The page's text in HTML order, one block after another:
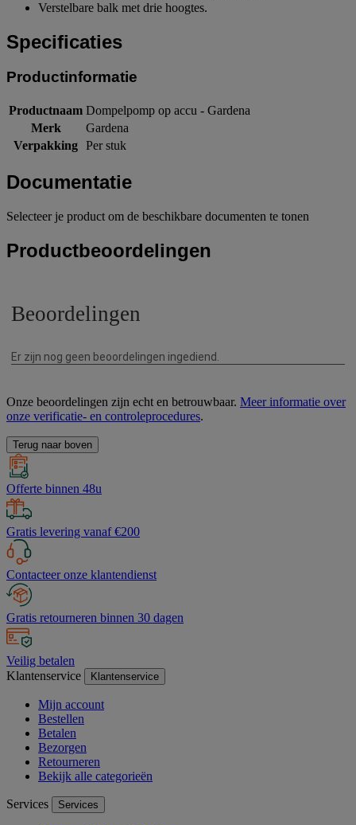
Verstelbare balk met drie hoogtes.
Specificaties
Productinformatie
Productnaam Dompelpomp op accu - Gardena
Merk
Gardena
Verpakking Per stuk
Documentatie
Selecteer je product om de beschikbare documenten te tonen
Productbeoordelingen
Onze beoordelingen zijn echt en betrouwbaar. Meer informatie over
onze verificatie- en controleprocedures.
Terug naar boven
Offerte binnen 48u
Gratis levering vanaf €200
Contacteer onze klantendienst
Gratis retourneren binnen 30 dagen
Veilig betalen
Klantenservice
Klantenservice
Mijn account
Bestellen
Betalen
Bezorgen
Retourneren
Bekijk alle categorieën
Services Services